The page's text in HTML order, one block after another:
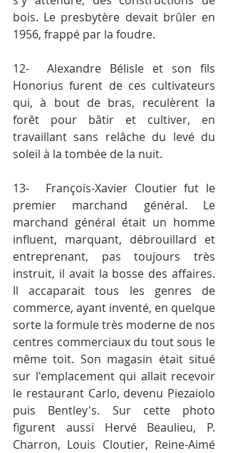
bois. Le presbytère devait brûler en
1956, frappé par la foudre.
12-	Alexandre Bélisle et son fils
Honorius furent de ces cultivateurs
qui, à bout de bras, reculèrent la
forêt pour bâtir et cultiver, en
travaillant sans relâche du levé du
soleil à la tombée de la nuit.
13-	François-Xavier Cloutier fut le
premier marchand général. Le
marchand général était un homme
influent, marquant, débrouillard et
entreprenant, pas toujours très
instruit, il avait la bosse des affaires.
Il accaparait tous les genres de
commerce, ayant inventé, en quelque
sorte la formule très moderne de nos
centres commerciaux du tout sous le
même toit. Son magasin était situé
sur l'emplacement qui allait recevoir
le restaurant Carlo, devenu Piezaiolo
puis Bentley's. Sur cette photo
figurent aussi Hervé Beaulieu, P.
Charron, Louis Cloutier, Reine-Aimé